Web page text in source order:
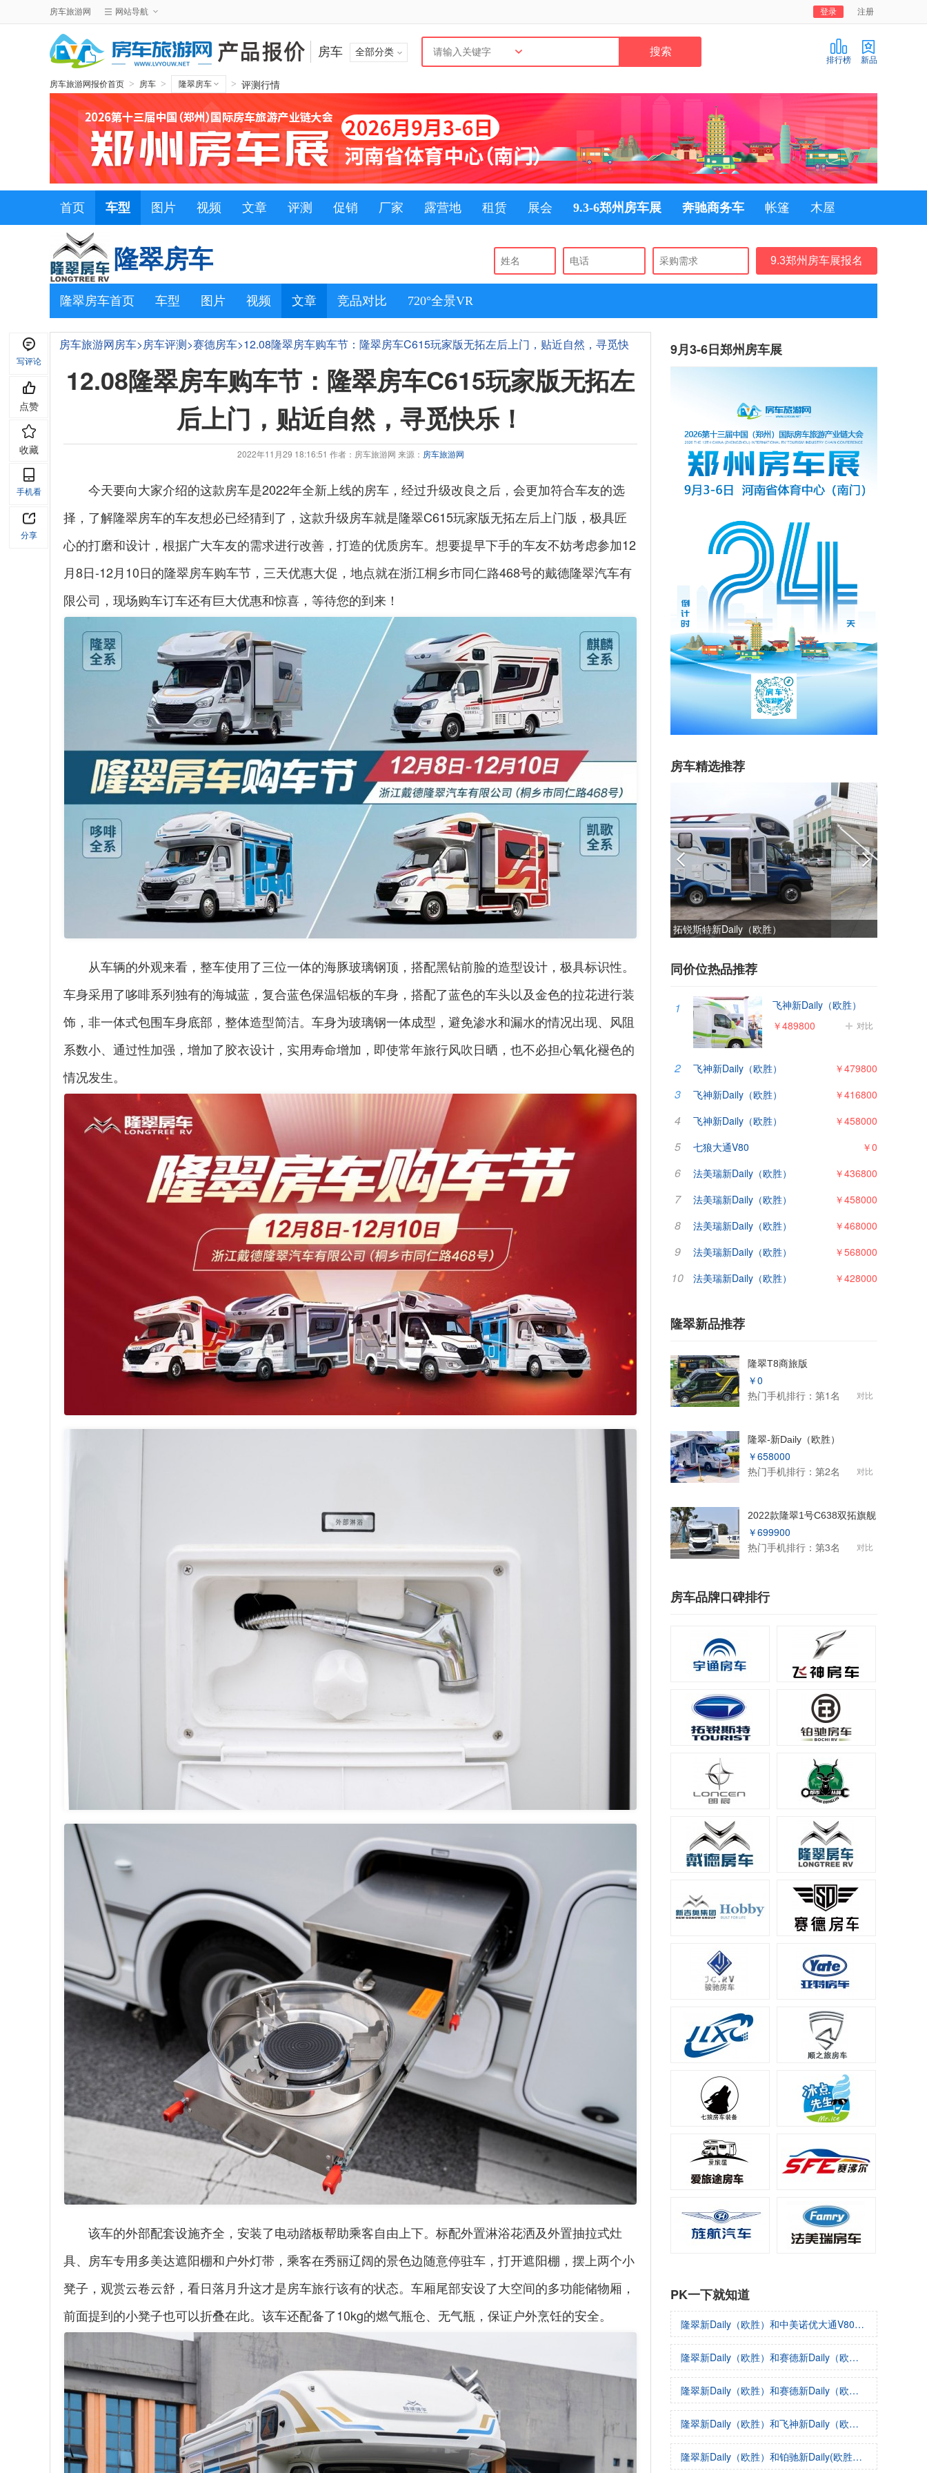
注册
登录
房车旅游网 网站导航
排行榜 新品
房车 全部分类
房车旅游网报价首页 > 房车 > 隆翠房车 > 评测行情
首页 车型 图片 视频 文章 评测 促销 厂家 露营地 租赁 展会 9.3-6郑州房车展 奔驰商务车 帐篷 木屋
9.3郑州房车展报名
隆翠房车
隆翠房车首页 车型 图片 视频 文章 竞品对比 720°全景VR
房车旅游网房车>房车评测>赛德房车>12.08隆翠房车购车节：隆翠房车C615玩家版无拓左后上门，贴近自然，寻觅快
12.08隆翠房车购车节：隆翠房车C615玩家版无拓左
后上门，贴近自然，寻觅快乐！
2022年11月29 18:16:51 作者：房车旅游网 来源： 房车旅游网
今天要向大家介绍的这款房车是2022年全新上线的房车，经过升级改良之后，会更加符合车友的选
择，了解隆翠房车的车友想必已经猜到了，这款升级房车就是隆翠C615玩家版无拓左后上门版，极具匠
心的打磨和设计，根据广大车友的需求进行改善，打造的优质房车。想要提早下手的车友不妨考虑参加12
月8日-12月10日的隆翠房车购车节，三天优惠大促，地点就在浙江桐乡市同仁路468号的戴德隆翠汽车有
限公司，现场购车订车还有巨大优惠和惊喜，等待您的到来！
从车辆的外观来看，整车使用了三位一体的海豚玻璃钢顶，搭配黑钻前脸的造型设计，极具标识性。
车身采用了哆啡系列独有的海城蓝，复合蓝色保温铝板的车身，搭配了蓝色的车头以及金色的拉花进行装
饰，非一体式包围车身底部，整体造型简洁。车身为玻璃钢一体成型，避免渗水和漏水的情况出现、风阻
系数小、通过性加强，增加了胶衣设计，实用寿命增加，即使常年旅行风吹日晒，也不必担心氧化褪色的
情况发生。
该车的外部配套设施齐全，安装了电动踏板帮助乘客自由上下。标配外置淋浴花洒及外置抽拉式灶
具、房车专用多美达遮阳棚和户外灯带，乘客在秀丽辽阔的景色边随意停驻车，打开遮阳棚，摆上两个小
凳子，观赏云卷云舒，看日落月升这才是房车旅行该有的状态。车厢尾部安设了大空间的多功能储物厢，
前面提到的小凳子也可以折叠在此。该车还配备了10kg的燃气瓶仓、无气瓶，保证户外烹饪的安全。
写评论
点赞
收藏
手机看
分享
9月3-6日郑州房车展
房车精选推荐
骏驰大通V80 佳乐金旅考斯特
同价位热品推荐
1 飞神新Daily（欧胜）
对比
￥489800
2 飞神新Daily（欧胜） ￥479800
3 飞神新Daily（欧胜） ￥416800
4 飞神新Daily（欧胜） ￥458000
5 七狼大通V80 ￥0
6 法美瑞新Daily（欧胜） ￥436800
7 法美瑞新Daily（欧胜） ￥458000
8 法美瑞新Daily（欧胜） ￥468000
9 法美瑞新Daily（欧胜） ￥568000
10 法美瑞新Daily（欧胜） ￥428000
隆翠新品推荐
隆翠T8商旅版
￥0
热门手机排行：第1名
对比
隆翠-新Daily（欧胜）
￥658000
热门手机排行：第2名
对比
2022款隆翠1号C638双拓旗舰
版
￥699900
热门手机排行：第3名
对比
房车品牌口碑排行
PK一下就知道
隆翠新Daily（欧胜）和中美诺优大通V80哪个好
隆翠新Daily（欧胜）和赛德新Daily（欧胜）哪个好
隆翠新Daily（欧胜）和赛德新Daily（欧胜）哪个好
隆翠新Daily（欧胜）和飞神新Daily（欧胜）哪个好
隆翠新Daily（欧胜）和铂驰新Daily(欧胜）哪个好